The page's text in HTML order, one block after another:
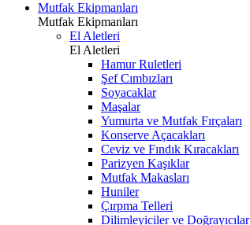
Mutfak Ekipmanları
Mutfak Ekipmanları
El Aletleri
El Aletleri
Hamur Ruletleri
Şef Cımbızları
Soyacaklar
Maşalar
Yumurta ve Mutfak Fırçaları
Konserve Açacakları
Ceviz ve Fındık Kıracakları
Parizyen Kaşıklar
Mutfak Makasları
Huniler
Çırpma Telleri
Dilimleyiciler ve Doğrayıcılar